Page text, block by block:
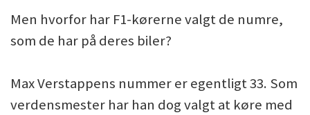
Men hvorfor har F1-kørerne valgt de numre,
som de har på deres biler?
Max Verstappens nummer er egentligt 33. Som
verdensmester har han dog valgt at køre med